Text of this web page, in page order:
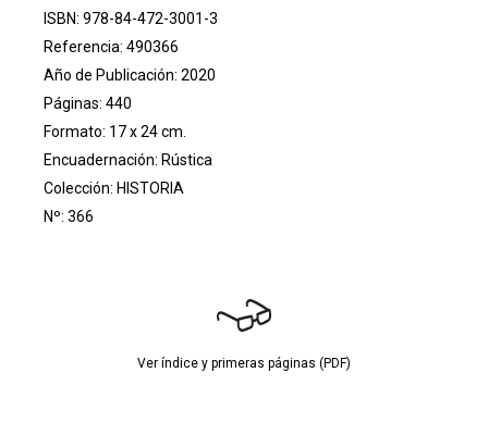
ISBN: 978-84-472-3001-3
Referencia: 490366
Año de Publicación: 2020
Páginas: 440
Formato: 17 x 24 cm.
Encuadernación: Rústica
Colección: HISTORIA
Nº: 366
Ver índice y primeras páginas (PDF)